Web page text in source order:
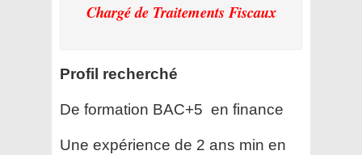
Chargé de Traitements Fiscaux
Profil recherché
De formation BAC+5 en finance
Une expérience de 2 ans min en